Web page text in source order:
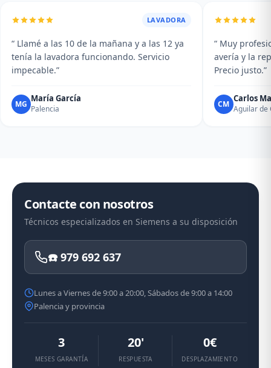
LAVADORA
“ Llamé a las 10 de la mañana y a las 12 ya
tenía la lavadora funcionando. Servicio
impecable.”
MG
María García
Palencia
“ Muy
avería y la
Precio justo.”
CM
Carlos
Aguilar de
Contacte con nosotros
Técnicos especializados en Siemens a su disposición
☎️ 979 692 637
Lunes a Viernes de 9:00 a 20:00, Sábados de 9:00 a 14:00
Palencia y provincia
3
MESES GARANTÍA
20'
RESPUESTA
0€
DESPLAZAMIENTO